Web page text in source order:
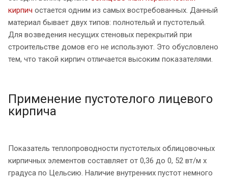
кирпич остается одним из самых востребованных. Данный
материал бывает двух типов: полнотелый и пустотелый.
Для возведения несущих стеновых перекрытий при
строительстве домов его не используют. Это обусловлено
тем, что такой кирпич отличается высоким показателями.
Применение пустотелого лицевого
кирпича
Показатель теплопроводности пустотелых облицовочных
кирпичных элементов составляет от 0,36 до 0, 52 вт/м x
градуса по Цельсию. Наличие внутренних пустот немного